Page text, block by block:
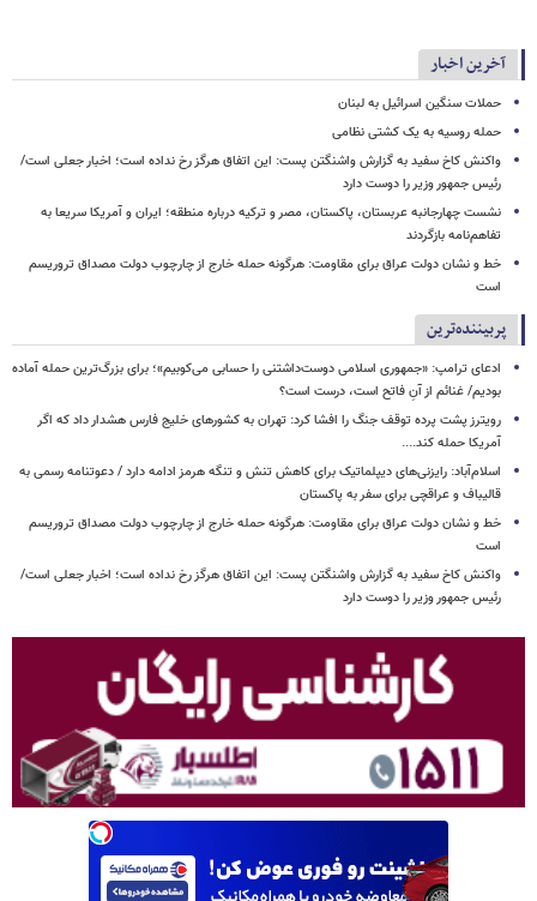
آخرین اخبار
حملات سنگین اسرائیل به لبنان
حمله روسیه به یک کشتی نظامی
واکنش کاخ سفید به گزارش واشنگتن پست: این اتفاق هرگز رخ نداده است؛ اخبار جعلی است/
رئیس جمهور وزیر را دوست دارد
نشست چهارجانبه عربستان، پاکستان، مصر و ترکیه درباره منطقه؛ ایران و آمریکا سریعا به
تفاهم‌نامه بازگردند
خط و نشان دولت عراق برای مقاومت: هرگونه حمله خارج از چارچوب دولت مصداق تروریسم
است
پربیننده‌ترین
ادعای ترامپ: «جمهوری اسلامی دوست‌داشتنی را حسابی می‌کوبیم»؛ برای بزرگ‌ترین حمله آماده
بودیم/ غنائم از آنِ فاتح است، درست است؟
رویترز پشت پرده توقف جنگ را افشا کرد: تهران به کشورهای خلیج فارس هشدار داد که اگر
آمریکا حمله کند....
اسلام‌آباد: رایزنی‌های دیپلماتیک برای کاهش تنش و تنگه هرمز ادامه دارد / دعوتنامه رسمی به
قالیباف و عراقچی برای سفر به پاکستان
خط و نشان دولت عراق برای مقاومت: هرگونه حمله خارج از چارچوب دولت مصداق تروریسم
است
واکنش کاخ سفید به گزارش واشنگتن پست: این اتفاق هرگز رخ نداده است؛ اخبار جعلی است/
رئیس جمهور وزیر را دوست دارد